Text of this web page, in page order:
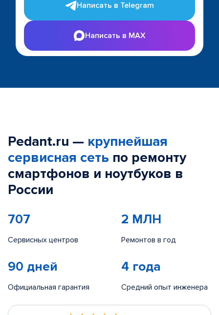
Написать в Telegram
Написать в MAX
Pedant.ru — крупнейшая
сервисная сеть по ремонту
смартфонов и ноутбуков в
России
707
Сервисных центров
2 МЛН
Ремонтов в год
90 дней
Официальная гарантия
4 года
Средний опыт инженера